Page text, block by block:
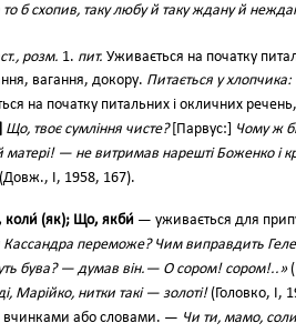
то б схопив, таку любу й таку ждану й
розм. 1. пит. Уживається на початку
вагання, докору. Питається у
на початку питальних і окличних
Що, твоє сумління чисте?[Парвус:]
Чому ж
матері! — не витримав нарешті Боженко і
І, 1958, 167).
коли́ (як); Що, якби́ — уживається для
переможе? Чим виправдить
бува? — думав він.— О сором! сором!..»
Марійко, нитки такі — золоті!(Головко, І,
вчинками або словами. — Чи ти, мамо,